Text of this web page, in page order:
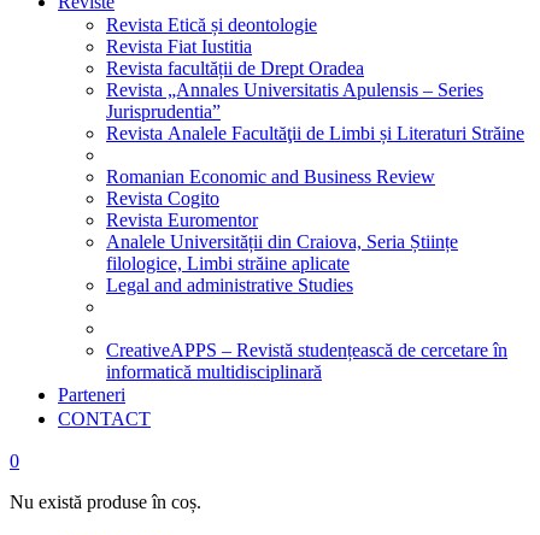
Revista Etică și deontologie
Revista Fiat Iustitia
Revista facultății de Drept Oradea
Revista „Annales Universitatis Apulensis – Series
Jurisprudentia”
Revista Analele Facultăţii de Limbi și Literaturi Străine
Romanian Economic and Business Review
Revista Cogito
Revista Euromentor
Analele Universității din Craiova, Seria Științe
filologice, Limbi străine aplicate
Legal and administrative Studies
CreativeAPPS – Revistă studențească de cercetare în
informatică multidisciplinară
Parteneri
CONTACT
0
Nu există produse în coș.